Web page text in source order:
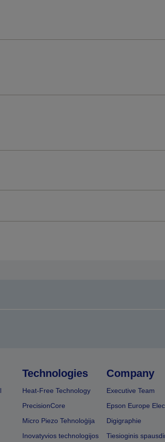
Technologies
Heat-Free Technology
PrecisionCore
Micro Piezo Tehnoloģija
Inovatyvios technologijos
Company
Executive Team
Epson Europe
Digigraphie
Tiesioginis